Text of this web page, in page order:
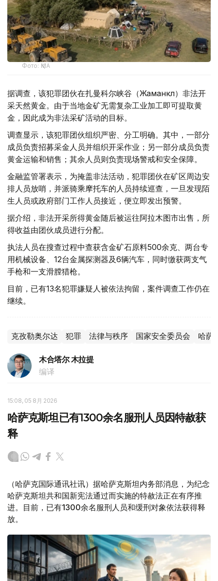
Фото: ҚМА
据调查，该犯罪团伙在扎曼科尔峡谷（Жаманкөл）非法开
采天然黄金。由于当地金矿无需复杂工业加工即可提取黄
金，因此成为非法采矿活动的目标。
调查显示，该犯罪团伙组织严密、分工明确。其中，一部分
成员负责招募采金人员并组织开采作业；另一部分成员负责
黄金运输和销售；其余人员则负责现场警戒和安全保障。
金融监管署表示，为掩盖非法活动，犯罪团伙在矿区周边安
排人员放哨，并派骑乘摩托车的人员持续巡查，一旦发现陌
生人员或政府部门工作人员接近，便立即发出预警。
据介绍，非法开采所得黄金随后被运往阿拉木图市出售，所
得收益由团伙成员进行分配。
执法人员在搜查过程中查获含金矿石原料500余克、两台专
用机械设备、12台金属探测器及6辆汽车，同时缴获两支气
手枪和一支滑膛猎枪。
目前，已有13名犯罪嫌疑人被依法拘留，案件调查工作仍在
继续。
克孜勒奥尔达 犯罪 法律与秩序 国家安全委员会 哈萨
木合塔尔 木拉提
编译
15:08, 05 8月 2026
哈萨克斯坦已有1300余名服刑人员因特赦获
释
（哈萨克国际通讯社讯）据哈萨克斯坦内务部消息，为纪念
哈萨克斯坦共和国新宪法通过而实施的特赦法正在有序推
进。目前，已有1300余名服刑人员和缓刑对象依法获得释
放。